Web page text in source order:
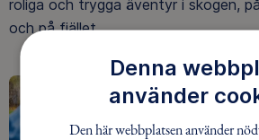
roliga och trygga äventyr i skogen,
och på fjället.
Denna
använder
Den här webbplatsen använder